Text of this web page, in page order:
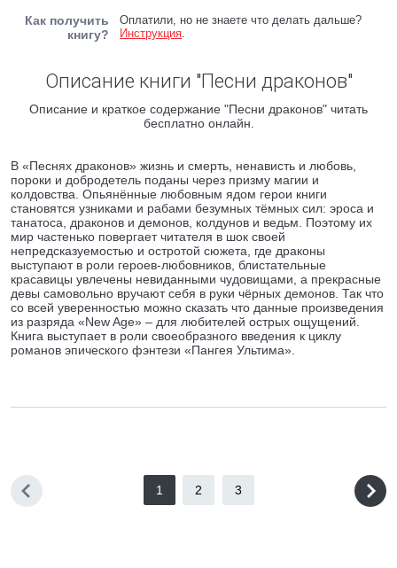
Как получить
книгу?
Оплатили, но не знаете что делать дальше?
Инструкция.
Описание книги "Песни драконов"
Описание и краткое содержание "Песни драконов" читать
бесплатно онлайн.
В «Песнях драконов» жизнь и смерть, ненависть и любовь,
пороки и добродетель поданы через призму магии и
колдовства. Опьянённые любовным ядом герои книги
становятся узниками и рабами безумных тёмных сил: эроса и
танатоса, драконов и демонов, колдунов и ведьм. Поэтому их
мир частенько повергает читателя в шок своей
непредсказуемостью и остротой сюжета, где драконы
выступают в роли героев-любовников, блистательные
красавицы увлечены невиданными чудовищами, а прекрасные
девы самовольно вручают себя в руки чёрных демонов. Так что
со всей уверенностью можно сказать что данные произведения
из разряда «New Age» – для любителей острых ощущений.
Книга выступает в роли своеобразного введения к циклу
романов эпического фэнтези «Пангея Ультима».
1 2 3